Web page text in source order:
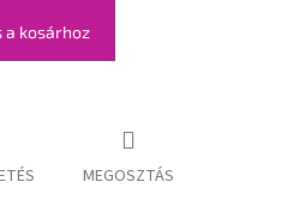
a kosárhoz
MEGOSZTÁS